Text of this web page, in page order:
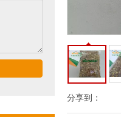
分享到：